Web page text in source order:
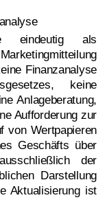
eindeutig als
Finanzanalyse
keine
Anlageberatung,
Aufforderung zur
von Wertpapieren
Geschäfts über
der
Darstellung
Aktualisierung ist